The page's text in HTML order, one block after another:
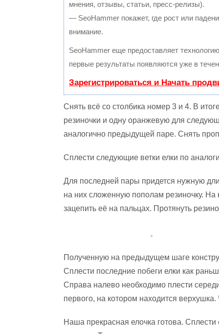
мнения, отзывы, статьи, пресс-релизы).
— SeoHammer покажет, где рост или
внимание.
SeoHammer еще предоставляет
первые результаты появляются уже в
Зарегистрироваться и Начать
Снять всё со столбика номер 3 и 4. В
резиночки и одну оранжевую для
аналогично предыдущей паре. Снять
Сплести следующие ветки елки по
Для последней пары придется нужную
на них сложенную пополам резиночку.
зацепить её на пальцах. Протянуть
Полученную на предыдущем шаге
Сплести последние побеги елки как
Справа налево необходимо плести
первого, на котором находится
Наша прекрасная елочка готова.